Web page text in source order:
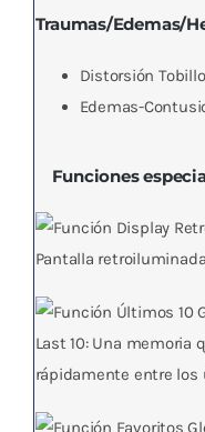
Traumas/Edemas/
Distorsión Tobillo
Edemas-
Funciones
Pantalla retroiluminada
Last 10: Una memoria
rápidamente entre los